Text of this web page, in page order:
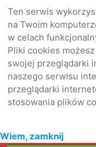
Ten serwis
na Twoim
w celach
Pliki cookies
swojej przeglądarki
naszego serwisu
przeglądarki
stosowania plików
Wiem, zamknij